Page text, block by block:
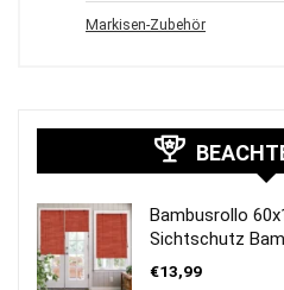
Markisen-Zubehör
Bambusrollo
Sichtschutz
€13,99